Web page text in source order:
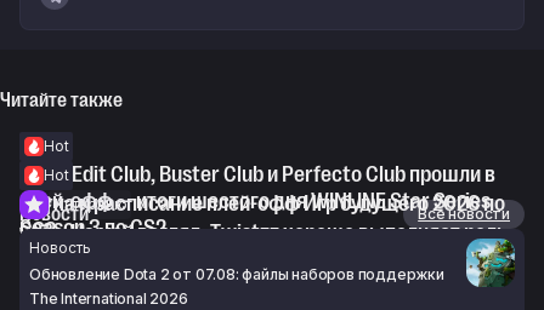
Читайте также
Hot
WorldEdit Club, Buster Club и Perfecto Club прошли в
плей-офф — итоги шестого дня WINLINE Star Series
Season 3 по CS2
6 авг. 2026 г., 18:13
Hot
Сетка и расписание плей-офф Игр будущего 2026 по
CS2
6 авг. 2026 г., 18:00
Интервью
voo: «На мой взгляд, Twistzz хорошо выполняет роль
IGL»
6 авг. 2026 г., 17:23
Новости
Все новости
Новость
Обновление Dota 2 от 07.08: файлы наборов поддержки
The International 2026